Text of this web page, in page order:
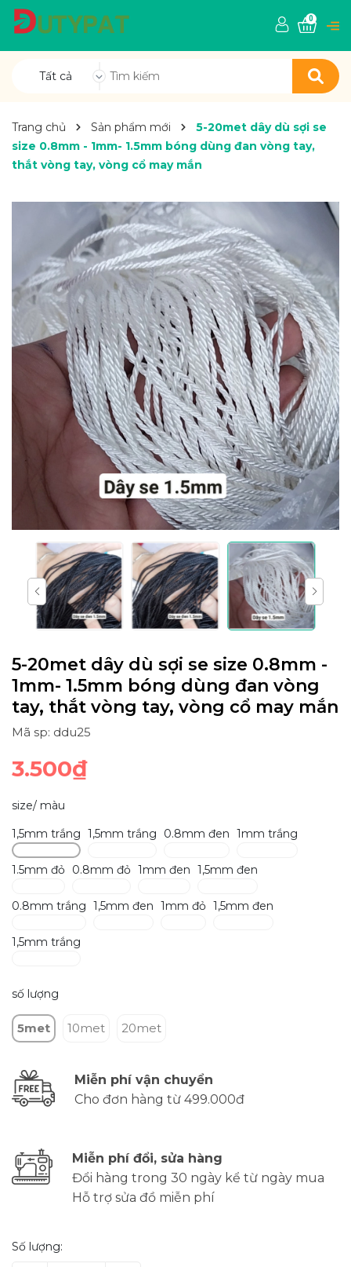
Tất cả
0
Trang chủ Sản phẩm mới
5-20met dây dù sợi se
size 0.8mm - 1mm- 1.5mm bóng dùng đan vòng tay,
thắt vòng tay, vòng cổ may mắn
5-20met dây dù sợi se size 0.8mm -
1mm- 1.5mm bóng dùng đan vòng
tay, thắt vòng tay, vòng cổ may mắn
Mã sp: ddu25
3.500₫
size/ màu
1,5mm trắng 1,5mm trắng 0.8mm đen 1mm trắng
1.5mm đỏ 0.8mm đỏ 1mm đen 1,5mm đen
0.8mm trắng 1,5mm đen 1mm đỏ 1,5mm đen
1,5mm trắng
số lượng
5met 10met 20met
Miễn phí vận chuyển
Cho đơn hàng từ 499.000đ
Miễn phí đổi, sửa hàng
Đổi hàng trong 30 ngày kể từ ngày mua
Hỗ trợ sửa đồ miễn phí
Số lượng: